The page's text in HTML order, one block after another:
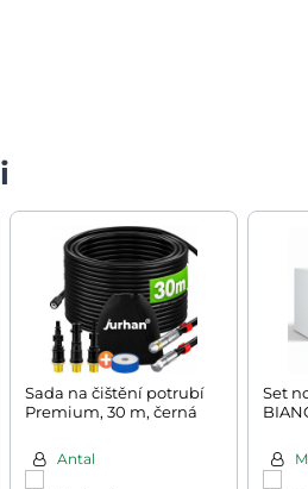
Sada na čištění potrubí
Premium, 30 m, černá
Antal
Set